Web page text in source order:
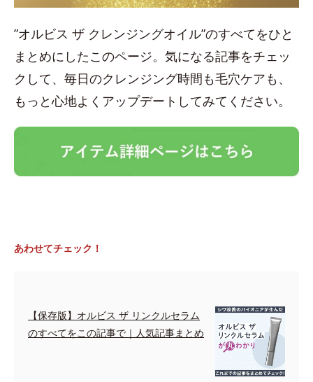
”オルビス ザ クレンジングオイル”のすべてをひと
まとめにしたこのページ。気になる記事をチェッ
クして、毎日のクレンジング時間も毛穴ケアも、
もっと心地よくアップデートしてみてください。
あわせてチェック！
【保存版】オルビス ザ リンクルセラム
のすべてをこの記事で｜人気記事まとめ